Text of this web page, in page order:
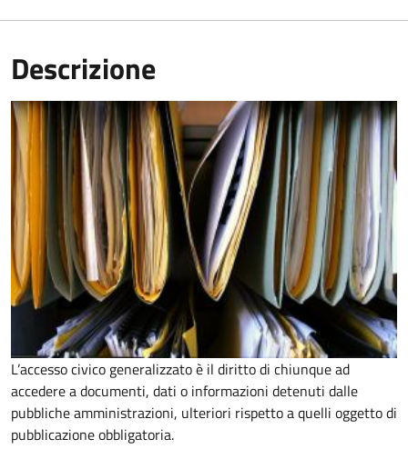
Descrizione
L’accesso civico generalizzato è il diritto di chiunque ad
accedere a documenti, dati o informazioni detenuti dalle
pubbliche amministrazioni, ulteriori rispetto a quelli oggetto di
pubblicazione obbligatoria.